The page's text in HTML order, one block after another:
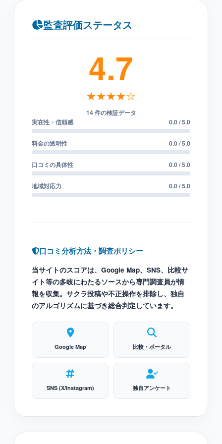
監査評価ステータス
4.7
★★★★☆
14 件の検証データ
実在性・信頼感
0.0 / 5.0
料金の透明性 0.0 / 5.0
口コミの具体性 0.0 / 5.0
地域対応力 0.0 / 5.0
口コミ分析方法・調査ポリシー
当サイトのスコアは、Google Map、SNS、比較サ
イト等の多岐にわたるソースから専門調査員が情
報を収集。サクラ投稿や不正操作を排除し、独自
のアルゴリズムに基づき総合判定しています。
Google Map 比較・ポータル
SNS (X/Instagram) 独自アンケート